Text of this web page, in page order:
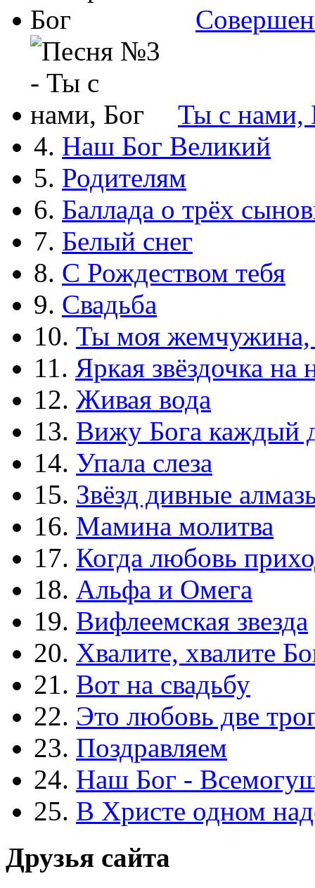
Ты с нами,
4. Наш Бог Великий
5. Родителям
6. Баллада о трёх
7. Белый снег
8. С Рождеством тебя
9. Свадьба
10. Ты моя жемчужина,
11. Яркая звёздочка на
12. Живая вода
13. Вижу Бога каждый
14. Упала слеза
15. Звёзд дивные
16. Мамина молитва
17. Когда любовь
18. Альфа и Омега
19. Вифлеемская звезда
20. Хвалите, хвалите
21. Вот на свадьбу
22. Это любовь две
23. Поздравляем
24. Наш Бог -
25. В Христе одном
Друзья сайта